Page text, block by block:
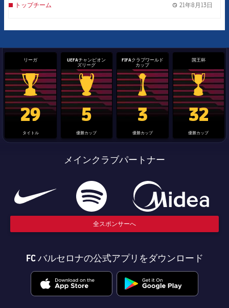
トップチーム 21年8月13日
リーガ
La Liga trophy
29
タイトル
UEFAチャンピオン
ズリーグ
Champions League trophy
5
優勝カップ
FIFAクラブワールド
カップ
label.aria.clubworldcup
3
優勝カップ
国王杯
国王杯
32
優勝カップ
メインクラブパートナー
全スポンサーへ
FC バルセロナの公式アプリをダウンロード